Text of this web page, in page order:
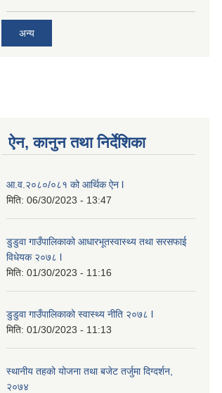
अन्य
ऐन, कानुन तथा निर्देशिका
आ.व.२०८०/०८१ को आर्थिक ऐन l
मिति: 06/30/2023 - 13:47
डुडुवा गाउँपालिकाको आधारभूतस्वास्थ्य तथा सरसफाई
विधेयक २०७८ l
मिति: 01/30/2023 - 11:16
डुडुवा गाउँपालिकाको स्वास्थ्य नीति २०७८ l
मिति: 01/30/2023 - 11:13
स्थानीय तहको योजना तथा बजेट तर्जुमा दिग्दर्शन,
२०७४